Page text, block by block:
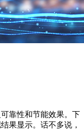
靠性和节能效果。下
果显示。话不多说，